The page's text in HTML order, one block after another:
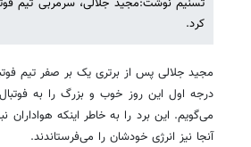
کرد.
مجید جلالی پس از برتری یک بر صفر تیم
درجه اول این روز خوب و بزرگ را به
می‌گویم. این برد را به خاطر اینکه هواداران
آنجا نیز انرژی خودشان را می‌فرستاندند.